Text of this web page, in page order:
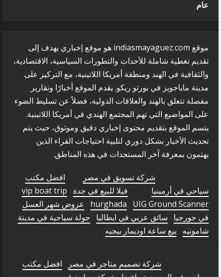
عام
موقع indiasmayaguez.com هو موقع إخباري يهدف إلى
تقديم تغطية شاملة للأحداث والتطورات السياسية، الاقتصادية،
والثقافية في الهند ومنطقة أمريكا اللاتينية، مع التركيز على
مدينة ماياجويز في بورتو ريكو. يقدم الموقع أخبارًا وتقارير
مفصلة تتعلق بالهند والعلاقات الدولية، فضلاً عن تسليط الضوء
على المواضيع التي تهم المجتمع الهندي في أمريكا اللاتينية.
يتسم الموقع بتقديم محتوى إخباري دقيق وموثوق، حيث يتم
تحديث الأخبار بشكل دوري لتلبية احتياجات القراء الذين
يهتمون بمعرفة آخر المستجدات في هذه المناطق.
شركة تسويق في مصر
افضل مكتب
سياحي في أرمينيا
فيلا للبيع في جدة
vip boat trip
hurghada
UIG Ground Scanner
عروض شهر العسل
في جورجيا
سائق عربي في ايطاليا
جولة سياحية في مدينة
شامونيه
بيع ساعة اوديمار بيجيه
شركة تصميم متاجر في مصر
افضل مكتب